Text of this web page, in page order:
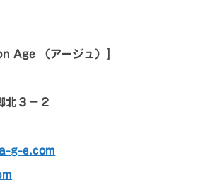
Age （アージュ） 】
北３－２
g-e.com